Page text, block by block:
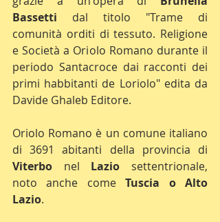
Bassetti dal titolo "Trame di
comunità orditi di tessuto. Religione
e Società a Oriolo Romano durante il
periodo Santacroce dai racconti dei
primi habbitanti de Loriolo" edita da
Davide Ghaleb Editore.
Oriolo Romano è un comune italiano
Viterbo nel Lazio settentrionale,
noto anche come Tuscia o Alto
Lazio.